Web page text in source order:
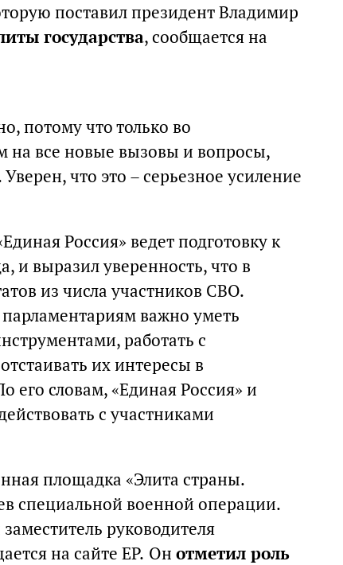
поставил президент Владимир
государства, сообщается на
потому что только во
на все новые вызовы и вопросы,
что это – серьезное усиление
Россия» ведет подготовку к
и выразил уверенность, что в
из числа участников СВО.
важно уметь
работать с
их интересы в
его словам, «Единая Россия» и
с участниками
площадка «Элита страны.
специальной военной операции.
руководителя
на сайте ЕР. Он отметил роль